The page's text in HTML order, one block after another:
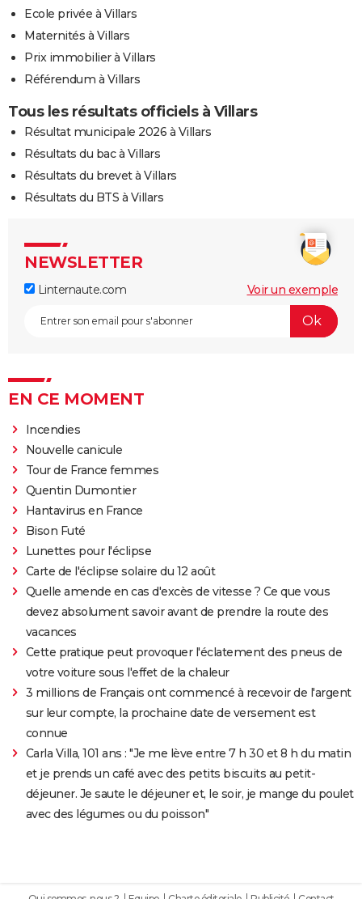
Ecole privée à Villars
Maternités à Villars
Prix immobilier à Villars
Référendum à Villars
Tous les résultats officiels à Villars
Résultat municipale 2026 à Villars
Résultats du bac à Villars
Résultats du brevet à Villars
Résultats du BTS à Villars
NEWSLETTER
Linternaute.com Voir un exemple
EN CE MOMENT
Incendies
Nouvelle canicule
Tour de France femmes
Quentin Dumontier
Hantavirus en France
Bison Futé
Lunettes pour l'éclipse
Carte de l'éclipse solaire du 12 août
Quelle amende en cas d'excès de vitesse ? Ce que vous
devez absolument savoir avant de prendre la route des
vacances
Cette pratique peut provoquer l'éclatement des pneus de
votre voiture sous l'effet de la chaleur
3 millions de Français ont commencé à recevoir de l'argent
sur leur compte, la prochaine date de versement est
connue
Carla Villa, 101 ans : "Je me lève entre 7 h 30 et 8 h du matin
et je prends un café avec des petits biscuits au petit-
déjeuner. Je saute le déjeuner et, le soir, je mange du poulet
avec des légumes ou du poisson"